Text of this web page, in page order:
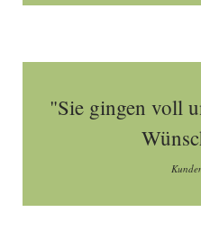
"Sie gingen voll